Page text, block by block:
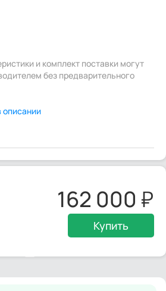
и комплект поставки могут
без предварительного
162 000
Купить